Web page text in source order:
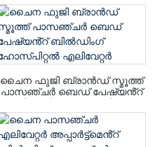
ബെഡ് എലിവേറ്റർ
ചൈന ഫുജി ബ്രാൻഡ് സ്മൂത്ത്
പാസഞ്ചർ ബെഡ് പേഷ്യൻ്റ്
എലിവേറ്റർ